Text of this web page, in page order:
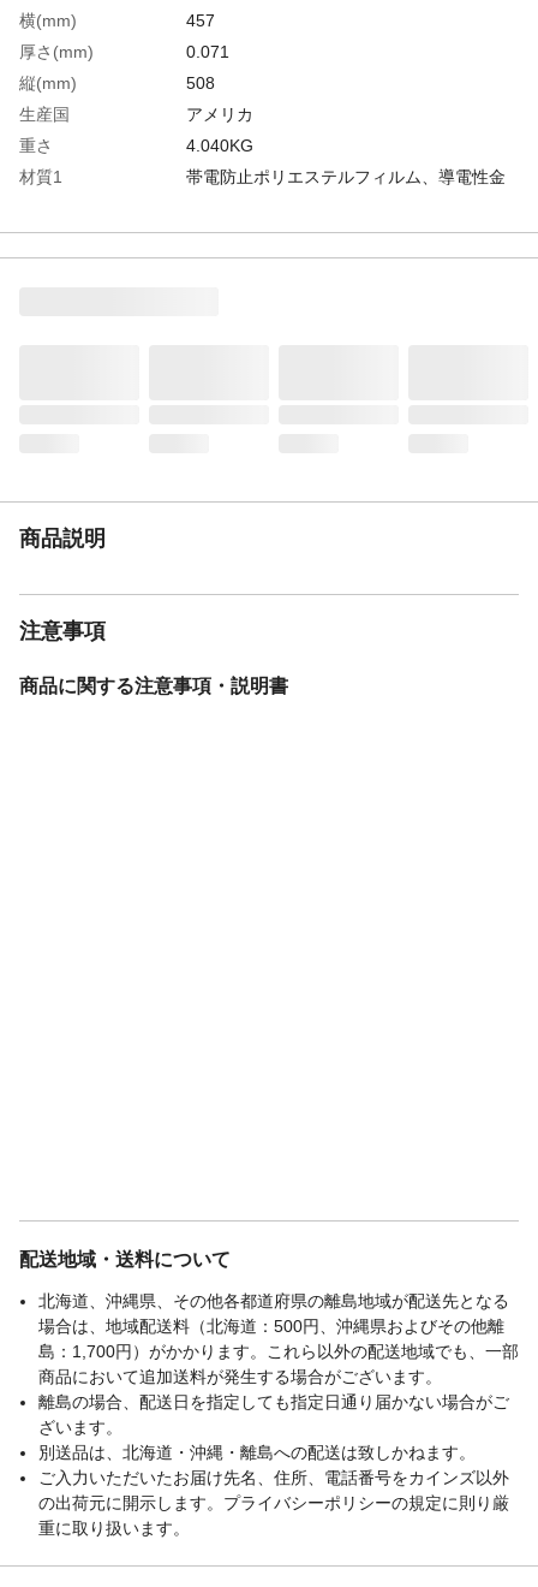
横(mm)
457
厚さ(mm)
0.071
縦(mm)
508
生産国
アメリカ
重さ
4.040KG
材質1
帯電防止ポリエステルフィルム、導電性金
材質2
帯電防止ポリエステルフィルム、導電性金
属層
商品説明
注意事項
商品に関する注意事項・説明書
配送地域・送料について
北海道、沖縄県、その他各都道府県の離島地域が配送先となる
場合は、地域配送料（北海道：500円、沖縄県およびその他離
島：1,700円）がかかります。これら以外の配送地域でも、一部
商品において追加送料が発生する場合がございます。
離島の場合、配送日を指定しても指定日通り届かない場合がご
ざいます。
別送品は、北海道・沖縄・離島への配送は致しかねます。
ご入力いただいたお届け先名、住所、電話番号をカインズ以外
の出荷元に開示します。プライバシーポリシーの規定に則り厳
重に取り扱います。